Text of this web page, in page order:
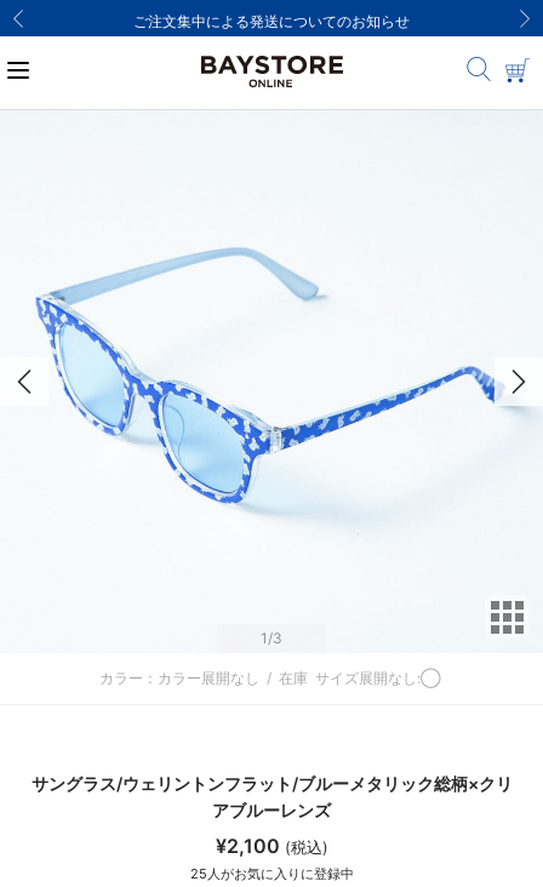
ご注文集中による発送についてのお知らせ
1/3
カラー：カラー展開なし / 在庫 サイズ展開なし:◯
サングラス/ウェリントンフラット/ブルーメタリック総柄×クリ
アブルーレンズ
¥2,100 (税込)
25 人がお気に入りに登録中